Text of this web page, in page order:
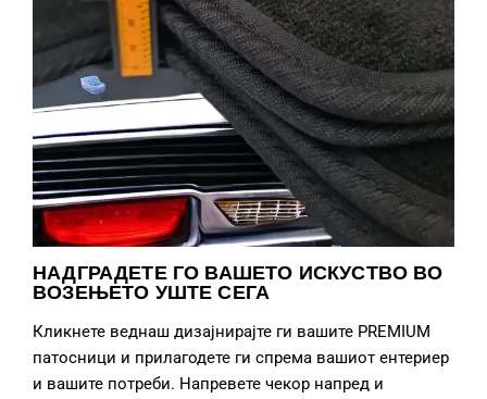
НАДГРАДЕТЕ ГО ВАШЕТО ИСКУСТВО ВО
ВОЗЕЊЕТО УШТЕ СЕГА
Кликнете веднаш дизајнирајте ги вашите PREMIUM
патосници и прилагодете ги спрема вашиот ентериер
и вашите потреби. Напревете чекор напред и